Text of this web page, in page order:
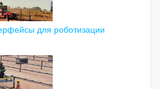
для роботизации